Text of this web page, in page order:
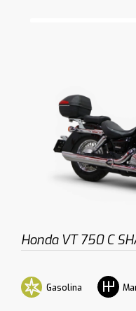
Honda VT 750 C
Gasolina